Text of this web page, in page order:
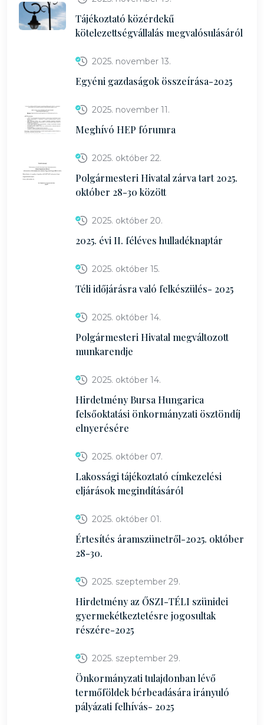
Tájékoztató közérdekű
kötelezettségvállalás megvalósulásáról
2025. november 13.
Egyéni gazdaságok összeírása-2025
2025. november 11.
Meghívó HEP fórumra
2025. október 22.
Polgármesteri Hivatal zárva tart 2025.
október 28-30 között
2025. október 20.
2025. évi II. féléves hulladéknaptár
2025. október 15.
Téli időjárásra való felkészülés- 2025
2025. október 14.
Polgármesteri Hivatal megváltozott
munkarendje
2025. október 14.
Hirdetmény Bursa Hungarica
felsőoktatási önkormányzati ösztöndíj
elnyerésére
2025. október 07.
Lakossági tájékoztató címkezelési
eljárások megindításáról
2025. október 01.
Értesítés áramszünetről-2025. október
28-30.
2025. szeptember 29.
Hirdetmény az ŐSZI-TÉLI szünidei
gyermekétkeztetésre jogosultak
részére-2025
2025. szeptember 29.
Önkormányzati tulajdonban lévő
termőföldek bérbeadására irányuló
pályázati felhívás- 2025